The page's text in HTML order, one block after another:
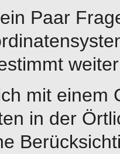
Paar
mit einem
in der